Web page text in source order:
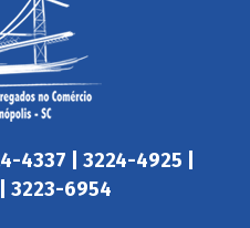
4337 | 3224-4925 |
3223-6954